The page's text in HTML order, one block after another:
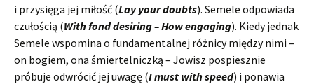
i przysięga jej miłość (Lay your doubts). Semele odpowiada
czułością (With fond desiring – How engaging). Kiedy jednak
Semele wspomina o fundamentalnej różnicy między nimi –
on bogiem, ona śmiertelniczką – Jowisz pospiesznie
próbuje odwrócić jej uwagę (I must with speed) i ponawia